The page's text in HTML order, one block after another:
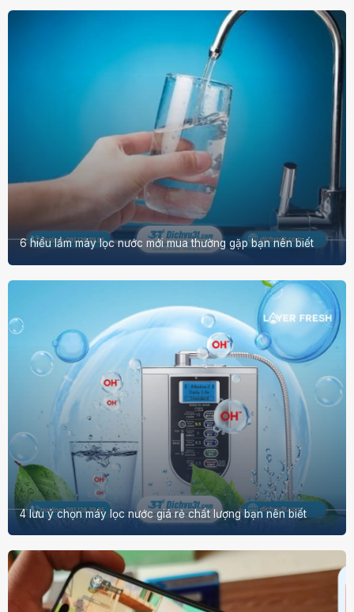
6 hiểu lầm máy lọc nước mới mua thường gặp bạn nên biết
4 lưu ý chọn máy lọc nước giá rẻ chất lượng bạn nên biết